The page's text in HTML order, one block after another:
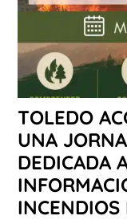
TOLEDO
UNA
DEDICADA
INCENDIOS